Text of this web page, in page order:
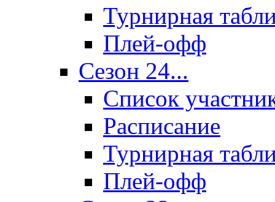
Турнирная
Плей-офф
Сезон 24...
Список
Расписание
Турнирная
Плей-офф